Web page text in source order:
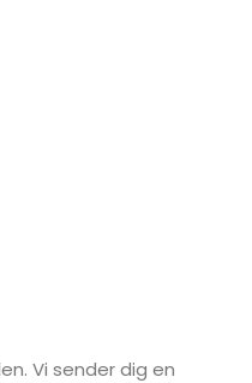
Vi sender dig en